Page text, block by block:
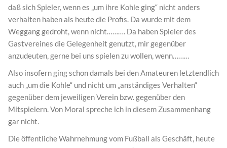
daß sich Spieler, wenn es „um ihre Kohle ging“ nicht anders
verhalten haben als heute die Profis. Da wurde mit dem
Weggang gedroht, wenn nicht………. Da haben Spieler des
Gastvereines die Gelegenheit genutzt, mir gegenüber
anzudeuten, gerne bei uns spielen zu wollen, wenn………
Also insofern ging schon damals bei den Amateuren letztendlich
auch „um die Kohle“ und nicht um „anständiges Verhalten“
gegenüber dem jeweiligen Verein bzw. gegenüber den
Mitspielern. Von Moral spreche ich in diesem Zusammenhang
gar nicht.
Die öffentliche Wahrnehmung vom Fußball als Geschäft, heute